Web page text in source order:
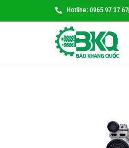
Hotline: 0965 97 37 67